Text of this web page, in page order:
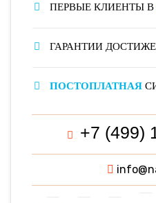
ПЕРВЫЕ КЛИЕНТЫ В
ГАРАНТИИ
ПОСТОПЛАТНАЯ
+7 (499)